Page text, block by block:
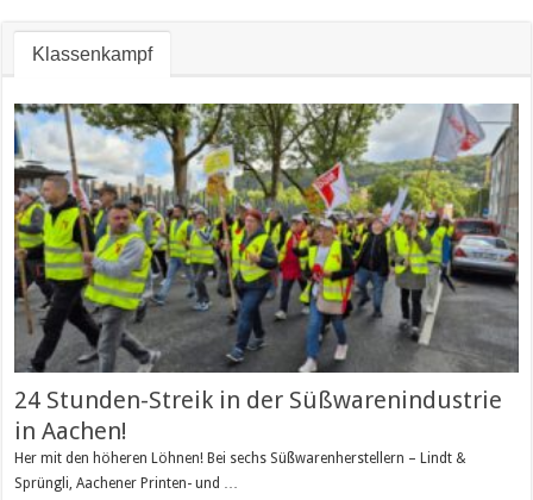
Klassenkampf
24 Stunden-Streik in der Süßwarenindustrie
in Aachen!
Her mit den höheren Löhnen! Bei sechs Süßwarenherstellern – Lindt &
Sprüngli, Aachener Printen- und …